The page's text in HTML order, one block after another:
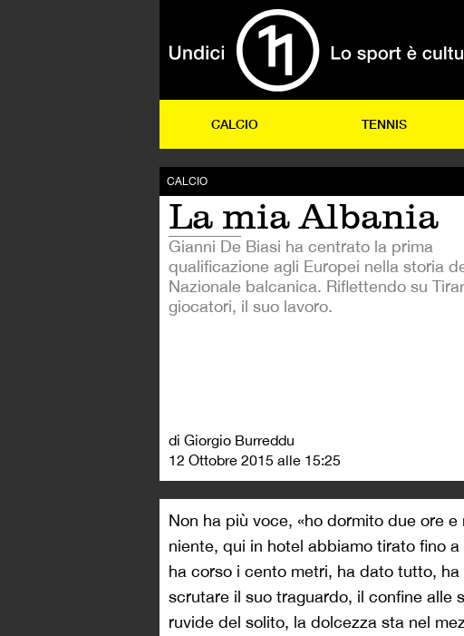
CALCIO TENNIS
CALCIO
La mia Albania
Gianni De Biasi ha centrato la prima
qualificazione agli Europei nella storia
Nazionale balcanica. Riflettendo su
giocatori, il suo lavoro.
di Giorgio Burreddu
12 Ottobre 2015 alle 15:25
Non ha più voce, «ho dormito due ore
niente, qui in hotel abbiamo tirato fino
ha corso i cento metri, ha dato tutto,
scrutare il suo traguardo, il confine alle
ruvide del solito, la dolcezza sta nel